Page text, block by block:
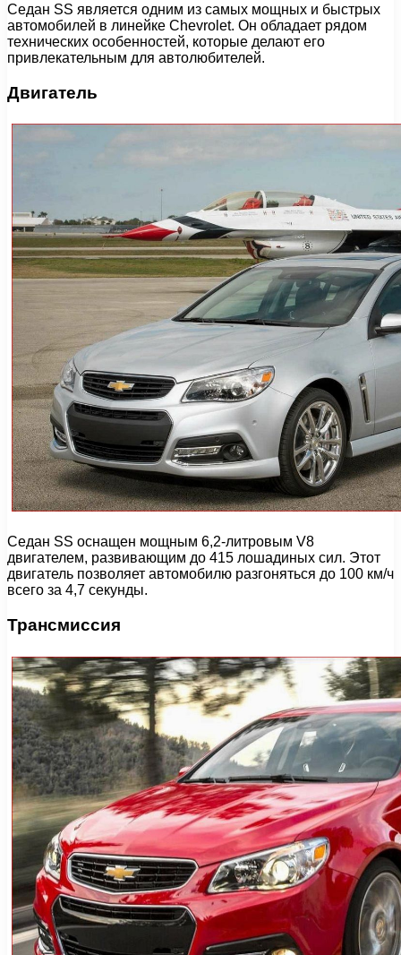
Седан SS является одним из самых мощных и быстрых
автомобилей в линейке Chevrolet. Он обладает рядом
технических особенностей, которые делают его
привлекательным для автолюбителей.
Двигатель
Седан SS оснащен мощным 6,2-литровым V8
двигателем, развивающим до 415 лошадиных сил. Этот
двигатель позволяет автомобилю разгоняться до 100 км/ч
всего за 4,7 секунды.
Трансмиссия